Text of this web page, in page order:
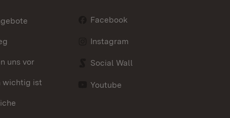
uns vor
wichtig ist
Facebook
Instagram
Social Wall
Youtube